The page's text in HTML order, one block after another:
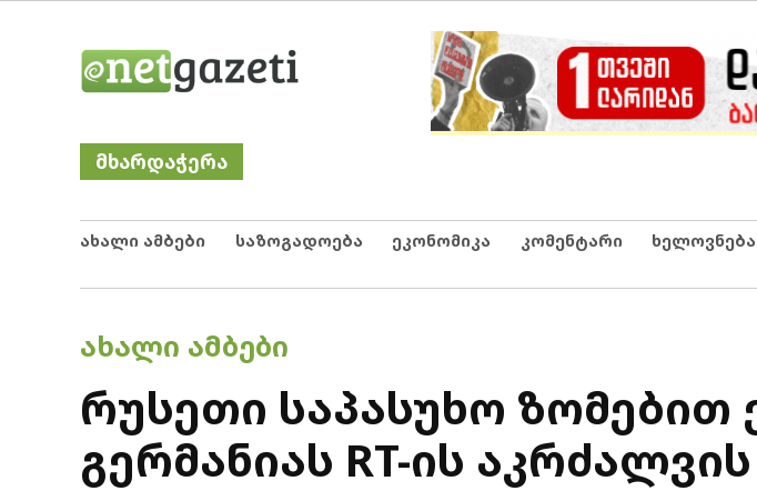
Netgazeti
მხარდაჭერა
ახალი ამბები საზოგადოება ეკონომიკა კომენტარი ხელოვნება
POSTED
ᲐᲮᲐᲚᲘ ᲐᲛᲑᲔᲑᲘ
რუსეთი საპასუხო ზომებით
გერმანიას RT-ის